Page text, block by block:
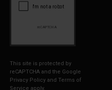
This site is protected by
reCAPTCHA and the Google
Privacy Policy and Terms of
Service apply.